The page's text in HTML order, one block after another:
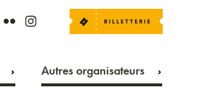
Autres organisateurs